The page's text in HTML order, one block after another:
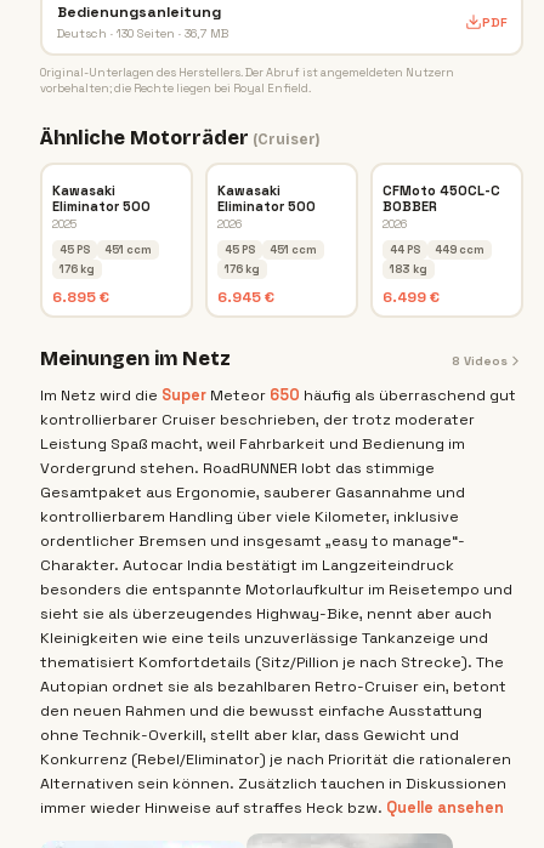
Bedienungsanleitung
Deutsch · 130 Seiten · 36,7 MB
PDF
Original-Unterlagen des Herstellers. Der Abruf ist angemeldeten Nutzern
vorbehalten; die Rechte liegen bei Royal Enfield.
Ähnliche Motorräder (Cruiser)
Kawasaki
Eliminator 500
2025
45 PS
451 ccm
176 kg
6.895 €
Kawasaki
Eliminator 500
2026
45 PS
451 ccm
176 kg
6.945 €
CFMoto 450CL-C
BOBBER
2026
44 PS
449 ccm
183 kg
6.499 €
Meinungen im Netz 8 Videos
Im Netz wird die Super Meteor 650 häufig als überraschend gut
kontrollierbarer Cruiser beschrieben, der trotz moderater
Leistung Spaß macht, weil Fahrbarkeit und Bedienung im
Vordergrund stehen. RoadRUNNER lobt das stimmige
Gesamtpaket aus Ergonomie, sauberer Gasannahme und
kontrollierbarem Handling über viele Kilometer, inklusive
ordentlicher Bremsen und insgesamt „easy to manage“-
Charakter. Autocar India bestätigt im Langzeiteindruck
besonders die entspannte Motorlaufkultur im Reisetempo und
sieht sie als überzeugendes Highway-Bike, nennt aber auch
Kleinigkeiten wie eine teils unzuverlässige Tankanzeige und
thematisiert Komfortdetails (Sitz/Pillion je nach Strecke). The
Autopian ordnet sie als bezahlbaren Retro-Cruiser ein, betont
den neuen Rahmen und die bewusst einfache Ausstattung
ohne Technik-Overkill, stellt aber klar, dass Gewicht und
Konkurrenz (Rebel/Eliminator) je nach Priorität die rationaleren
Alternativen sein können. Zusätzlich tauchen in Diskussionen
immer wieder Hinweise auf straffes Heck bzw. Quelle ansehen